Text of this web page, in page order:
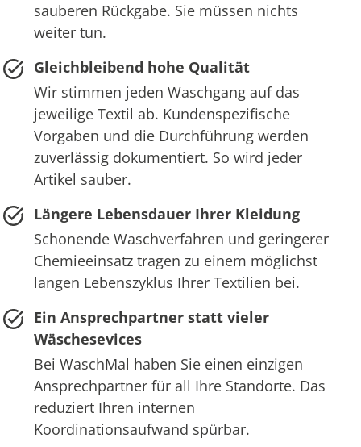
sauberen Rückgabe. Sie müssen nichts
weiter tun.
Gleichbleibend hohe Qualität
Wir stimmen jeden Waschgang auf das
jeweilige Textil ab. Kundenspezifische
Vorgaben und die Durchführung werden
zuverlässig dokumentiert. So wird jeder
Artikel sauber.
Längere Lebensdauer Ihrer Kleidung
Schonende Waschverfahren und geringerer
Chemieeinsatz tragen zu einem möglichst
langen Lebenszyklus Ihrer Textilien bei.
Ein Ansprechpartner statt vieler
Wäschesevices
Bei WaschMal haben Sie einen einzigen
Ansprechpartner für all Ihre Standorte. Das
reduziert Ihren internen
Koordinationsaufwand spürbar.